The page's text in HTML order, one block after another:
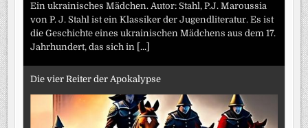
Ein ukrainisches Mädchen. Autor: Stahl, P.J. Maroussia
von P. J. Stahl ist ein Klassiker der Jugendliteratur. Es ist
die Geschichte eines ukrainischen Mädchens aus dem 17.
Jahrhundert, das sich in [...]
Die vier Reiter der Apokalypse